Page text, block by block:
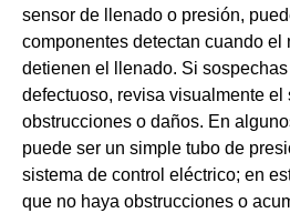
sensor de llenado o presión,
componentes detectan cuando el
detienen el llenado. Si
defectuoso, revisa visualmente el
obstrucciones o daños. En
puede ser un simple tubo de
sistema de control eléctrico; en
que no haya obstrucciones o